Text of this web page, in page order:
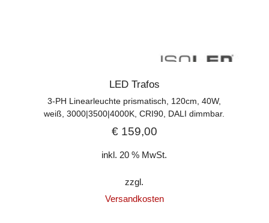
LED Trafos
3-PH Linearleuchte prismatisch, 120cm, 40W,
weiß, 3000|3500|4000K, CRI90, DALI dimmbar.
€159,00
inkl. 20 % MwSt.
zzgl.
Versandkosten